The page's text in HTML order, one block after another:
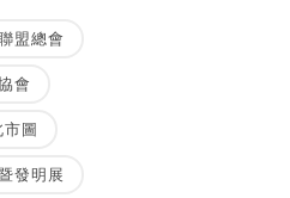
盟總會
會
市圖
發明展